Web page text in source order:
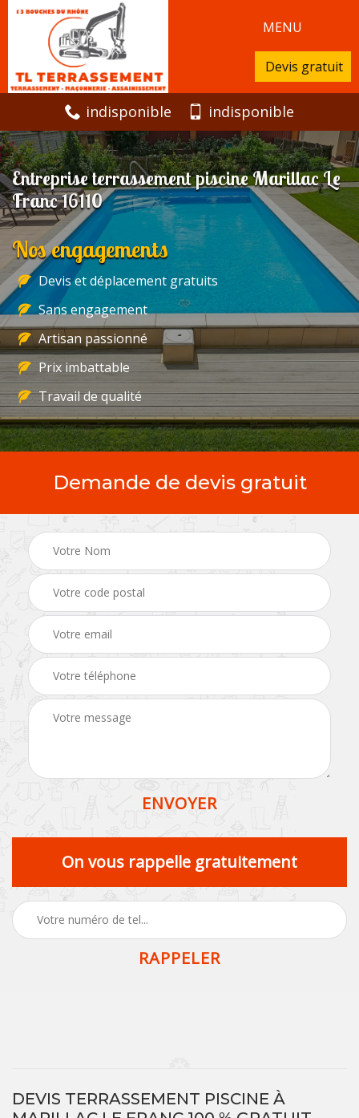
MENU
Devis gratuit
indisponible indisponible
Entreprise terrassement piscine Marillac Le
Franc 16110
Nos engagements
Devis et déplacement gratuits
Sans engagement
Artisan passionné
Prix imbattable
Travail de qualité
Demande de devis gratuit
On vous rappelle gratuitement
DEVIS TERRASSEMENT PISCINE À